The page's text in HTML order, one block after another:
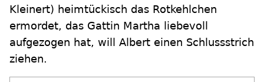
Kleinert) heimtückisch das Rotkehlchen
ermordet, das Gattin Martha liebevoll
aufgezogen hat, will Albert einen Schlussstrich
ziehen.